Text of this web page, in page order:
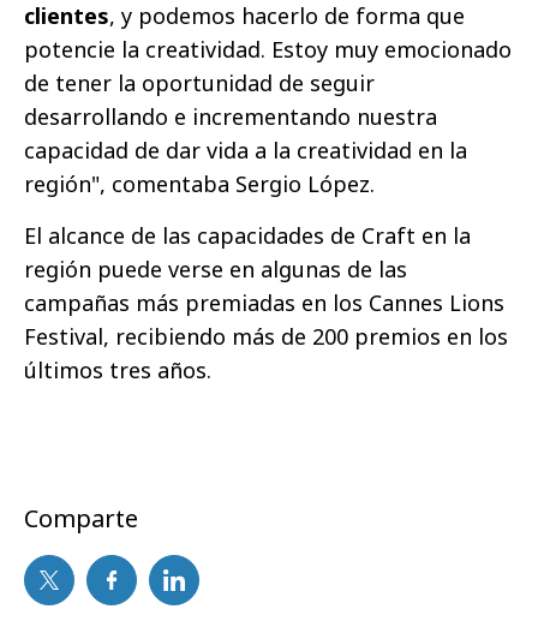
clientes, y podemos hacerlo de forma que
potencie la creatividad. Estoy muy emocionado
de tener la oportunidad de seguir
desarrollando e incrementando nuestra
capacidad de dar vida a la creatividad en la
región", comentaba Sergio López.
El alcance de las capacidades de Craft en la
región puede verse en algunas de las
campañas más premiadas en los Cannes Lions
Festival, recibiendo más de 200 premios en los
últimos tres años.
Comparte